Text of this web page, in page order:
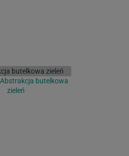
butelkowa
zieleń